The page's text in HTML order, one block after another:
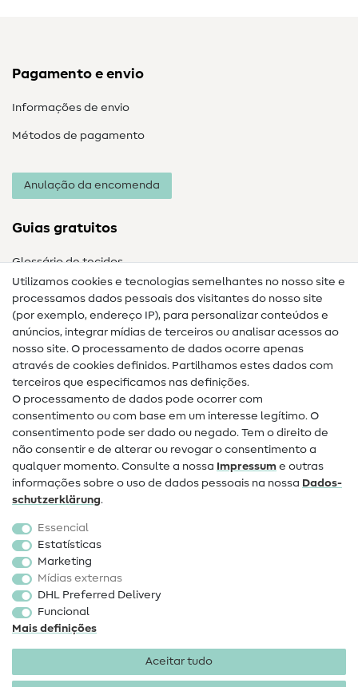
Pagamento e envio
Informações de envio
Métodos de pagamento
Anulação da encomenda
Guias gratuitos
Glossário de tecidos
Guias de costura
Ajuda e contacto
Contacto
Mudança de proprietário
Perguntas frequentes (FAQ)
Direito de cancelamento
Popular
Tecidos
Acessórios de costura
Promoção
Utilizamos cookies e tecnologias semelhantes no nosso site e
processamos dados pessoais dos visitantes do nosso site
(por exemplo, endereço IP), para personalizar conteúdos e
anúncios, integrar mídias de terceiros ou analisar acessos ao
nosso site. O processamento de dados ocorre apenas
através de cookies definidos. Partilhamos estes dados com
terceiros que especificamos nas definições.
O processamento de dados pode ocorrer com
consentimento ou com base em um interesse legítimo. O
consentimento pode ser dado ou negado. Tem o direito de
não consentir e de alterar ou revogar o consentimento a
qualquer momento. Consulte a nossa Impressum e outras
informações sobre o uso de dados pessoais na nossa Dados­
schutz­erklärung.
Essencial
Estatísticas
Marketing
Mídias externas
DHL Preferred Delivery
Funcional
Mais definições
Aceitar tudo